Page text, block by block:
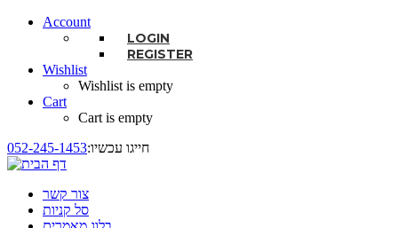
Account
LOGIN
REGISTER
Wishlist
Wishlist is empty
Cart
Cart is empty
052-245-1453 :חייגו עכשיו
צור קשר
סל קניות